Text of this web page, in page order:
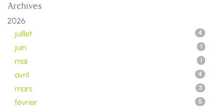
Archives
2026
juillet
4
juin 1
mai 1
avril 4
mars 3
février 5